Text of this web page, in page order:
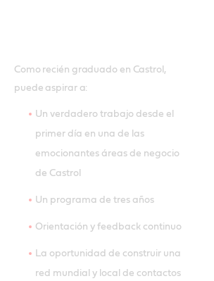
Como recién graduado en Castrol,
puede aspirar a:
Un verdadero trabajo desde el
primer día en una de las
emocionantes áreas de negocio
de Castrol
Un programa de tres años
Orientación y feedback continuo
La oportunidad de construir una
red mundial y local de contactos